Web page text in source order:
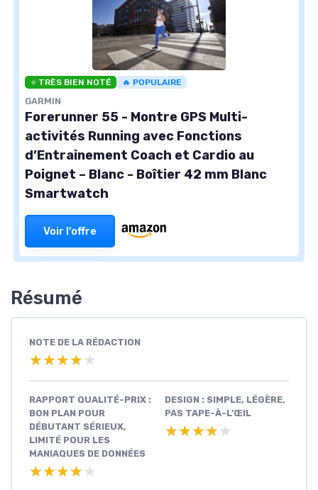
⭐ TRÈS BIEN NOTÉ 🔥 POPULAIRE
GARMIN
Forerunner 55 - Montre GPS Multi-
activités Running avec Fonctions
d’Entrainement Coach et Cardio au
Poignet – Blanc - Boîtier 42 mm Blanc
Smartwatch
Voir l'offre
Résumé
NOTE DE LA RÉDACTION
★★★★★
★★★★★
RAPPORT QUALITÉ-PRIX :
BON PLAN POUR
DÉBUTANT SÉRIEUX,
LIMITÉ POUR LES
MANIAQUES DE DONNÉES
★★★★★
★★★★★
DESIGN : SIMPLE, LÉGÈRE,
PAS TAPE-À-L’ŒIL
★★★★★
★★★★★